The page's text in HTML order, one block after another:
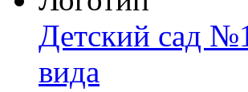
Детский сад
вида